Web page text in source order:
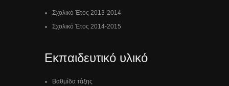
Σχολικό Έτος 2013-2014
Σχολικό Έτος 2014-2015
Εκπαιδευτικό υλικό
Βαθμίδα τάξης